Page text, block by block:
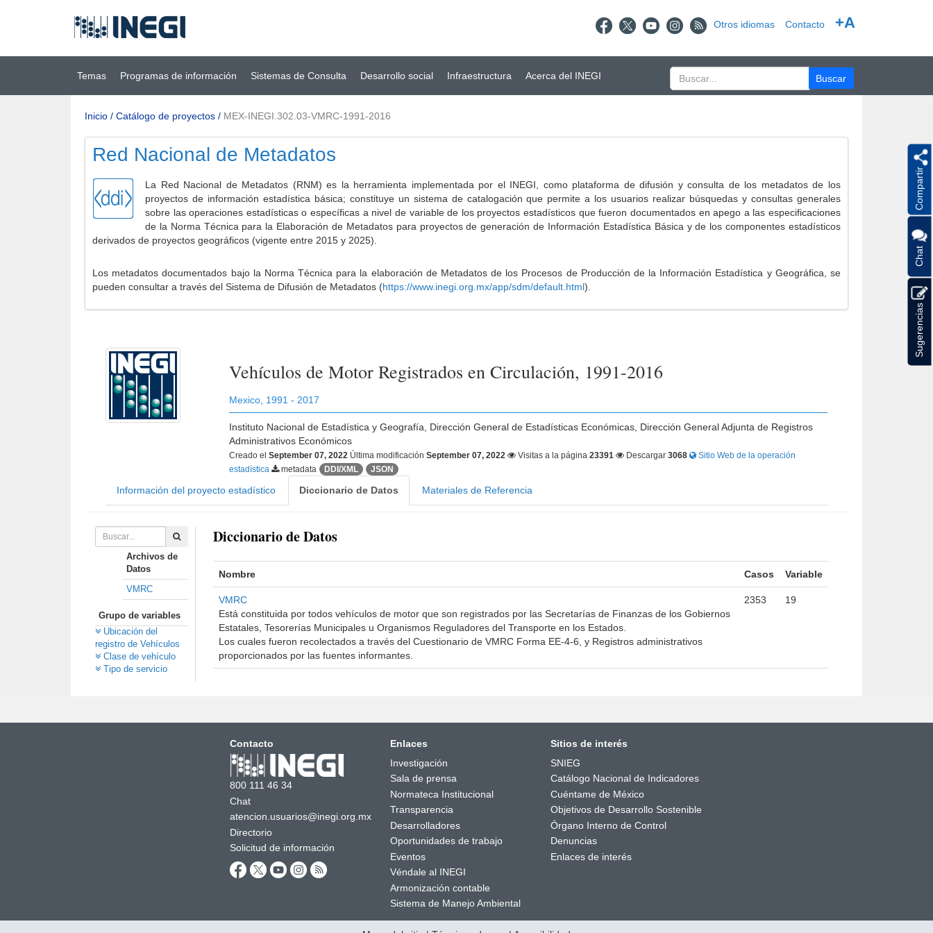
principal
(INEGI) Otros idiomas Contacto +A
Temas Programas de información Sistemas de Consulta Desarrollo social Infraestructura Acerca del INEGI
Inicio / Catálogo de proyectos / MEX-INEGI.302.03-VMRC-1991-2016
Red Nacional de Metadatos
La Red Nacional de Metadatos (RNM) es la herramienta implementada por el INEGI, como plataforma de difusión y consulta de los metadatos de los
proyectos de información estadística básica; constituye un sistema de catalogación que permite a los usuarios realizar búsquedas y consultas generales
sobre las operaciones estadísticas o específicas a nivel de variable de los proyectos estadísticos que fueron documentados en apego a las especificaciones
de la Norma Técnica para la Elaboración de Metadatos para proyectos de generación de Información Estadística Básica y de los componentes estadísticos
derivados de proyectos geográficos (vigente entre 2015 y 2025).
Los metadatos documentados bajo la Norma Técnica para la elaboración de Metadatos de los Procesos de Producción de la Información Estadística y Geográfica, se
pueden consultar a través del Sistema de Difusión de Metadatos (https://www.inegi.org.mx/app/sdm/default.html).
Vehículos de Motor Registrados en Circulación, 1991-2016
Mexico 1991 - 2017
Instituto Nacional de Estadística y Geografía, Dirección General de Estadísticas Económicas, Dirección General Adjunta de Registros
Administrativos Económicos
Creado elSeptember 07, 2022 Última modificaciónSeptember 07, 2022 Visitas a la página23391 Descargar3068
Sitio Web de la operación
estadística
metadata DDI/XML JSON
Información del proyecto estadístico Diccionario de Datos Materiales de Referencia
Archivos de
Datos
VMRC
Grupo de variables
Ubicación del
registro de Vehículos
Clase de vehículo
Tipo de servicio
Diccionario de Datos
Nombre Casos Variable
VMRC
Está constituida por todos vehículos de motor que son registrados por las Secretarías de Finanzas de los Gobiernos
Estatales, Tesorerías Municipales u Organismos Reguladores del Transporte en los Estados.
Los cuales fueron recolectados a través del Cuestionario de VMRC Forma EE-4-6, y Registros administrativos
proporcionados por las fuentes informantes.
2353 19
Contacto
800 111 46 34
Chat
atencion.usuarios@inegi.org.mx
Directorio
Solicitud de información
Enlaces
Investigación
Sala de prensa
Normateca Institucional
Transparencia
Desarrolladores
Oportunidades de trabajo
Eventos
Véndale al INEGI
Armonización contable
Sistema de Manejo Ambiental
Sitios de interés
SNIEG
Catálogo Nacional de Indicadores
Cuéntame de México
Objetivos de Desarrollo Sostenible
Órgano Interno de Control
Denuncias
Enlaces de interés
Compartir
Chat
Sugerencias